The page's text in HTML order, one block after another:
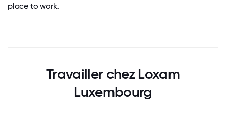
place to work.
Travailler chez Loxam
Luxembourg